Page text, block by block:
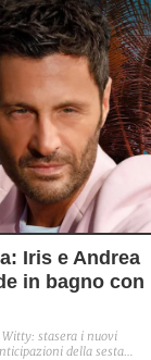
Iris e Andrea
in bagno con
stasera i nuovi
della sesta